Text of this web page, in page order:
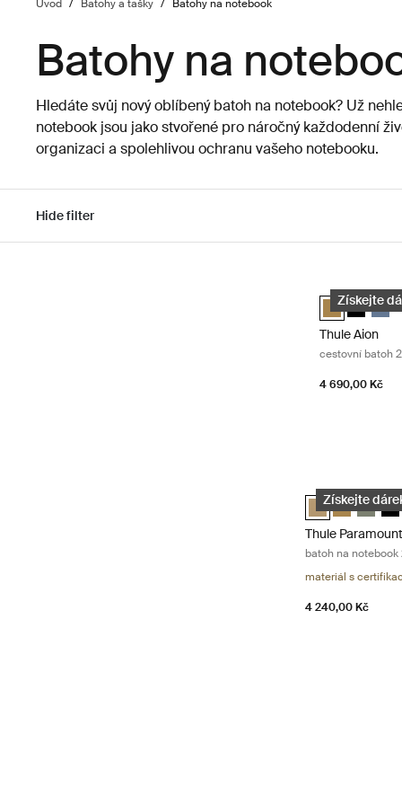
Úvod / Batohy a tašky / Batohy na notebook
Batohy na
Hledáte svůj nový oblíbený batoh na notebook? Už
notebook jsou jako stvořené pro náročný každodenní
organizaci a spolehlivou ochranu vašeho notebooku.
Hide filter
Thule Aion
Získejte
Thule Aion
Thule
Thule Aion
cestovní batoh
4 690,00 Kč
Thule
Získejte
ThuleThuleThule
Thule Paramount
batoh na notebook
materiál s
4 240,00 Kč